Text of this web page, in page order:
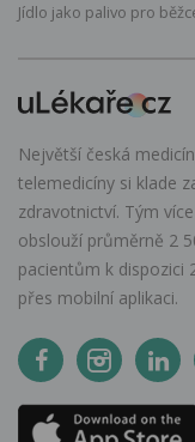
Jídlo jako palivo pro
Největší česká
telemedicíny si klade
zdravotnictví. Tým
obslouží průměrně 2
pacientům k dispozici
přes mobilní aplikaci.